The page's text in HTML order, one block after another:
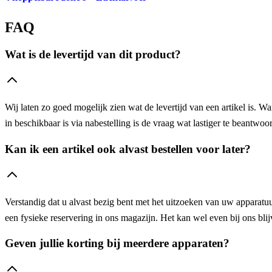
FAQ
Wat is de levertijd van dit product?
Wij laten zo goed mogelijk zien wat de levertijd van een artikel is.
in beschikbaar is via nabestelling is de vraag wat lastiger te
Kan ik een artikel ook alvast bestellen voor later?
Verstandig dat u alvast bezig bent met het uitzoeken van uw
een fysieke reservering in ons magazijn. Het kan wel even bij ons
Geven jullie korting bij meerdere apparaten?